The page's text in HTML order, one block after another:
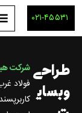
۰۲۱-۴۵۵۳۱
طراحی
وبسای
شرکت
فولاد